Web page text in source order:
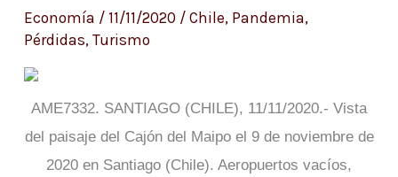
Economía / 11/11/2020 / Chile, Pandemia,
Pérdidas, Turismo
AME7332. SANTIAGO (CHILE), 11/11/2020.- Vista
del paisaje del Cajón del Maipo el 9 de noviembre de
2020 en Santiago (Chile). Aeropuertos vacíos,